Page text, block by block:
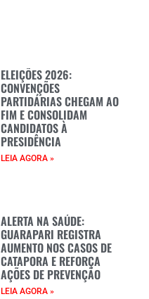
ELEIÇÕES 2026:
CONVENÇÕES
PARTIDÁRIAS CHEGAM AO
FIM E CONSOLIDAM
CANDIDATOS À
PRESIDÊNCIA
LEIA AGORA »
ALERTA NA SAÚDE:
GUARAPARI REGISTRA
AUMENTO NOS CASOS DE
CATAPORA E REFORÇA
AÇÕES DE PREVENÇÃO
LEIA AGORA »